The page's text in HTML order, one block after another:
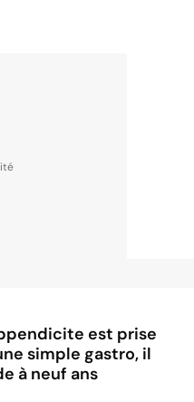
est prise
simple gastro, il
à neuf ans